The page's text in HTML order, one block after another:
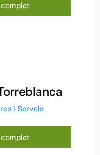
i Serveis